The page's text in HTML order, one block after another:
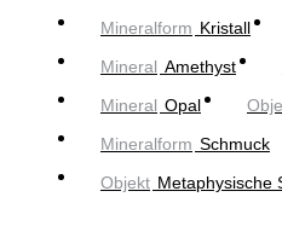
Mineralform Kristall
Mineral Amethyst
Mineral Opal
Mineralform Schmuck
Objekt Metaphysische